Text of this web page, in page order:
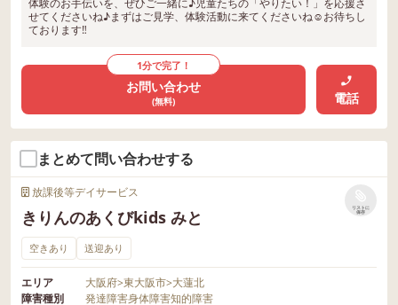
せてくださいね♪まずはご見学、体験活動に来てくださいね☺お待ちし
ております‼
1分で完了！
お問い合わせ
(無料) 電話
まとめて問い合わせする
放課後等デイサービス
きりんのあくびkids みと
リストに
保存
空きあり 送迎あり
エリア 大阪府>東大阪市>大蓮北
障害種別
発達障害身体障害知的障害